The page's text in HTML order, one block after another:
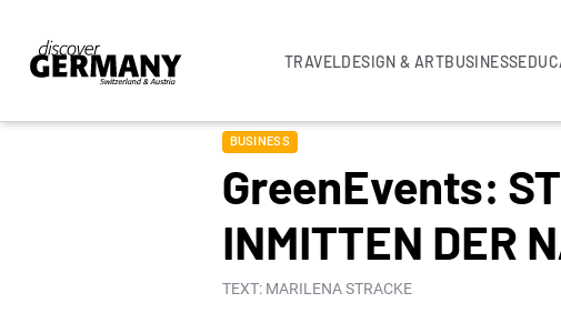
TRAVELDESIGN & ARTBUSINESS
BUSINESS
GreenEvents:
INMITTEN DER
TEXT: MARILENA STRACKE